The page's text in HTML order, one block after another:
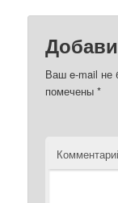
Ваш e-mail не
помечены*